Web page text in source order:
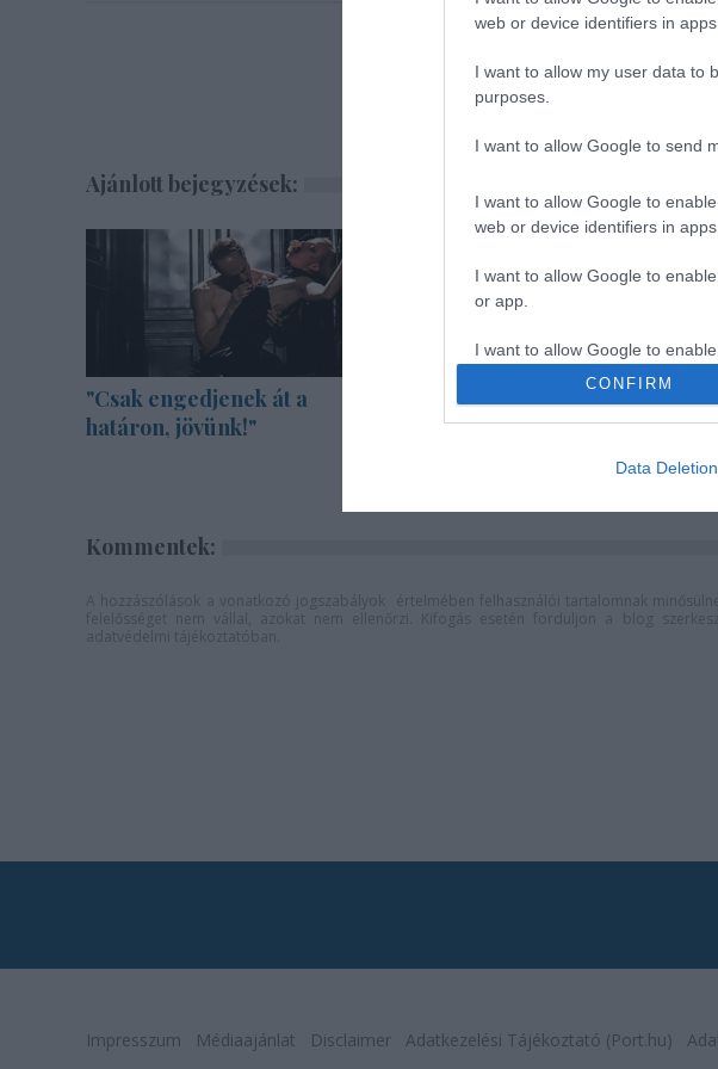
web or device identifiers in
I want to allow my user data to
purposes.
I want to allow Google to send
I want to allow Google to
web or device identifiers in
I want to allow Google to
or app.
I want to allow Google to
I want to allow Google to
CONFIRM
Data Deletion
Ajánlott bejegyzések:
"Csak engedjenek át a
határon, jövünk!"
Bányavirág 50 –
Közönségtalálkozó és
jubileumi előadás
Kommentek:
Impresszum Médiaajánlat Disclaimer Adatkezelési Tájékoztató (Port.hu)